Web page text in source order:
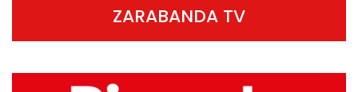
ZARABANDA TV